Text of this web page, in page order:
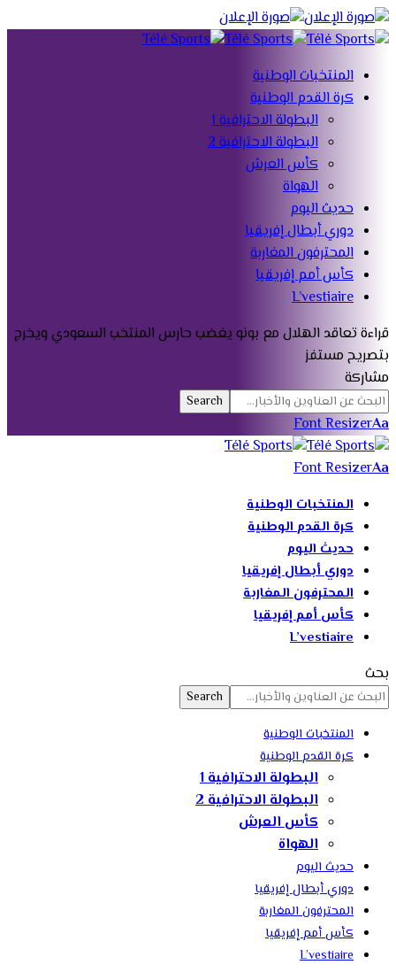
المنتخبات الوطنية
كرة القدم الوطنية
البطولة الاحترافية 1
البطولة الاحترافية 2
كأس العرش
الهواة
حديث اليوم
دوري أبطال إفريقيا
المحترفون المغاربة
كأس أمم إفريقيا
L’vestiaire
قراءة تعاقد الهلال مع بونو يغضب حارس المنتخب السعودي ويخرج
بتصريح مستفز
مشاركة
Font ResizerAa
Font ResizerAa
المنتخبات الوطنية
كرة القدم الوطنية
حديث اليوم
دوري أبطال إفريقيا
المحترفون المغاربة
كأس أمم إفريقيا
L’vestiaire
بحث
المنتخبات الوطنية
كرة القدم الوطنية
البطولة الاحترافية 1
البطولة الاحترافية 2
كأس العرش
الهواة
حديث اليوم
دوري أبطال إفريقيا
المحترفون المغاربة
كأس أمم إفريقيا
L’vestiaire